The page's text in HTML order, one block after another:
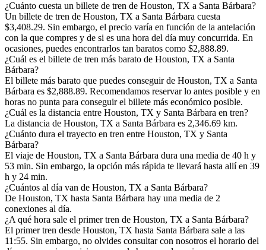
¿Cuánto cuesta un billete de tren de Houston, TX a Santa Bárbara?
Un billete de tren de Houston, TX a Santa Bárbara cuesta
$3,408.29. Sin embargo, el precio varía en función de la antelación
con la que compres y de si es una hora del día muy concurrida. En
ocasiones, puedes encontrarlos tan baratos como $2,888.89.
¿Cuál es el billete de tren más barato de Houston, TX a Santa
Bárbara?
El billete más barato que puedes conseguir de Houston, TX a Santa
Bárbara es $2,888.89. Recomendamos reservar lo antes posible y en
horas no punta para conseguir el billete más económico posible.
¿Cuál es la distancia entre Houston, TX y Santa Bárbara en tren?
La distancia de Houston, TX a Santa Bárbara es 2,346.69 km.
¿Cuánto dura el trayecto en tren entre Houston, TX y Santa
Bárbara?
El viaje de Houston, TX a Santa Bárbara dura una media de 40 h y
53 min. Sin embargo, la opción más rápida te llevará hasta allí en 39
h y 24 min.
¿Cuántos al día van de Houston, TX a Santa Bárbara?
De Houston, TX hasta Santa Bárbara hay una media de 2
conexiones al día.
¿A qué hora sale el primer tren de Houston, TX a Santa Bárbara?
El primer tren desde Houston, TX hasta Santa Bárbara sale a las
11:55. Sin embargo, no olvides consultar con nosotros el horario del